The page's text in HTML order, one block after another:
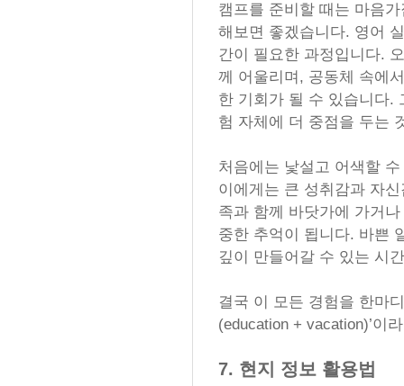
캠프를 준비할 때는 마음
해보면 좋겠습니다. 영어
간이 필요한 과정입니다.
께 어울리며, 공동체 속에
한 기회가 될 수 있습니다.
험 자체에 더 중점을 두는
처음에는 낯설고 어색할
이에게는 큰 성취감과 자
족과 함께 바닷가에 가거
중한 추억이 됩니다. 바쁜
깊이 만들어갈 수 있는 시
결국 이 모든 경험을 한마
(education + vacation)’이
7. 현지 정보 활용법